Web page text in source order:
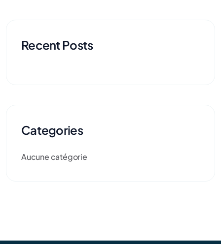
Recent Posts
Categories
Aucune catégorie